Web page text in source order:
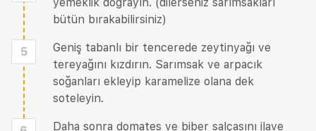
bütün bırakabilirsiniz)
5
Geniş tabanlı bir tencerede zeytinyağı ve
tereyağını kızdırın. Sarımsak ve arpacık
soğanları ekleyip karamelize olana dek
soteleyin.
Daha sonra domates ve biber salçasını ilave